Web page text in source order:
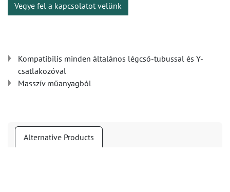
Vegye fel a kapcsolatot velünk
Kompatibilis minden általános légcső-tubussal és Y-
csatlakozóval
Masszív műanyagból
Alternative Products